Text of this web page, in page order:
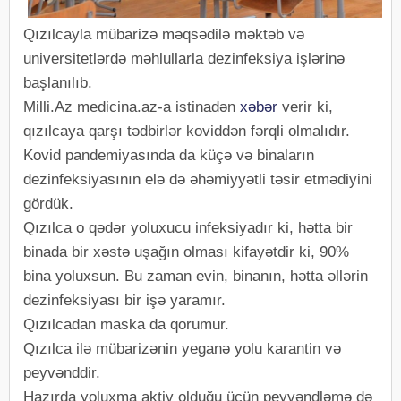
Qızılcayla mübarizə məqsədilə məktəb və
universitetlərdə məhlullarla dezinfeksiya işlərinə
başlanılıb.
Milli.Az medicina.az-a istinadən xəbər verir ki,
qızılcaya qarşı tədbirlər koviddən fərqli olmalıdır.
Kovid pandemiyasında da küçə və binaların
dezinfeksiyasının elə də əhəmiyyətli təsir etmədiyini
gördük.
Qızılca o qədər yoluxucu infeksiyadır ki, hətta bir
binada bir xəstə uşağın olması kifayətdir ki, 90%
bina yoluxsun. Bu zaman evin, binanın, hətta əllərin
dezinfeksiyası bir işə yaramır.
Qızılcadan maska da qorumur.
Qızılca ilə mübarizənin yeganə yolu karantin və
peyvənddir.
Hazırda yoluxma aktiv olduğu üçün peyvəndləmə də